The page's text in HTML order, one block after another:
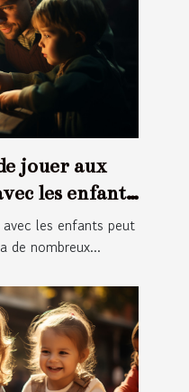
jouer aux
les enfants
les enfants peut
de nombreux...